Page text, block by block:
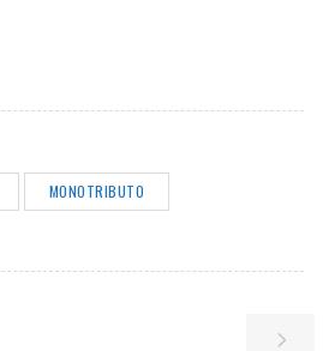
MONOTRIBUTO